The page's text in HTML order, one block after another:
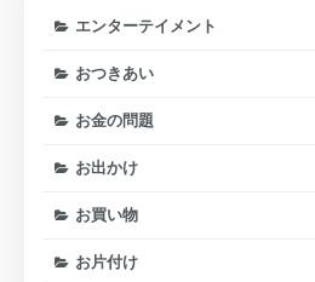
エンターテイメント
おつきあい
お金の問題
お出かけ
お買い物
お片付け